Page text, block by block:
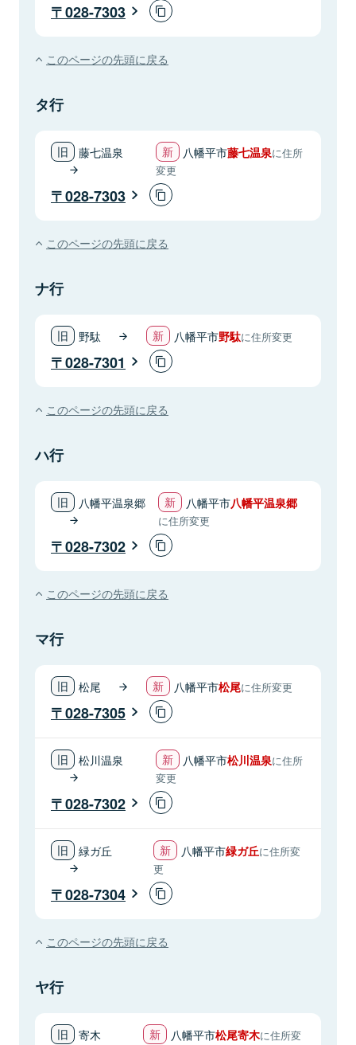
028-7303
このページの先頭に戻る
タ行
藤七温泉 八幡平市藤七温泉に住所
変更
028-7303
このページの先頭に戻る
ナ行
野駄 八幡平市野駄に住所変更
028-7301
このページの先頭に戻る
ハ行
八幡平温泉郷 八幡平市八幡平温泉郷
に住所変更
028-7302
このページの先頭に戻る
マ行
松尾 八幡平市松尾に住所変更
028-7305
松川温泉 八幡平市松川温泉に住所
変更
028-7302
緑ガ丘 八幡平市緑ガ丘に住所変
更
028-7304
このページの先頭に戻る
ヤ行
寄木 八幡平市松尾寄木に住所変